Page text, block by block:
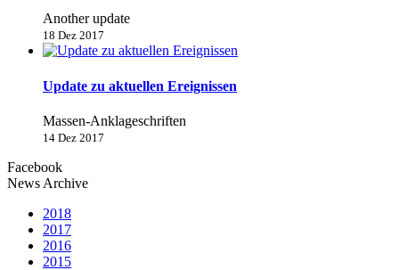
Another update
18 Dez 2017
Update zu aktuellen Ereignissen
Massen-Anklageschriften
14 Dez 2017
Facebook
News Archive
2018
2017
2016
2015